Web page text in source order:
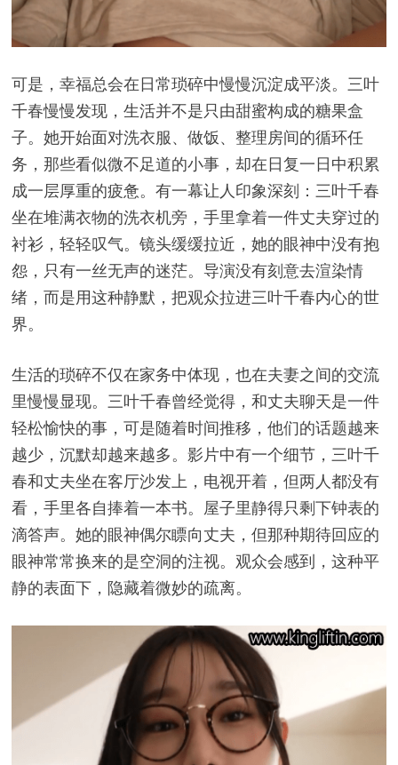
可是，幸福总会在日常琐碎中慢慢沉淀成平淡。三叶
千春慢慢发现，生活并不是只由甜蜜构成的糖果盒
子。她开始面对洗衣服、做饭、整理房间的循环任
务，那些看似微不足道的小事，却在日复一日中积累
成一层厚重的疲惫。有一幕让人印象深刻：三叶千春
坐在堆满衣物的洗衣机旁，手里拿着一件丈夫穿过的
衬衫，轻轻叹气。镜头缓缓拉近，她的眼神中没有抱
怨，只有一丝无声的迷茫。导演没有刻意去渲染情
绪，而是用这种静默，把观众拉进三叶千春内心的世
界。
生活的琐碎不仅在家务中体现，也在夫妻之间的交流
里慢慢显现。三叶千春曾经觉得，和丈夫聊天是一件
轻松愉快的事，可是随着时间推移，他们的话题越来
越少，沉默却越来越多。影片中有一个细节，三叶千
春和丈夫坐在客厅沙发上，电视开着，但两人都没有
看，手里各自捧着一本书。屋子里静得只剩下钟表的
滴答声。她的眼神偶尔瞟向丈夫，但那种期待回应的
眼神常常换来的是空洞的注视。观众会感到，这种平
静的表面下，隐藏着微妙的疏离。